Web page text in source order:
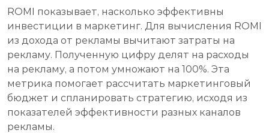
ROMI показывает, насколько эффективны
инвестиции в маркетинг. Для вычисления ROMI
из дохода от рекламы вычитают затраты на
рекламу. Полученную цифру делят на расходы
на рекламу, а потом умножают на 100%. Эта
метрика помогает рассчитать маркетинговый
бюджет и спланировать стратегию, исходя из
показателей эффективности разных каналов
рекламы.